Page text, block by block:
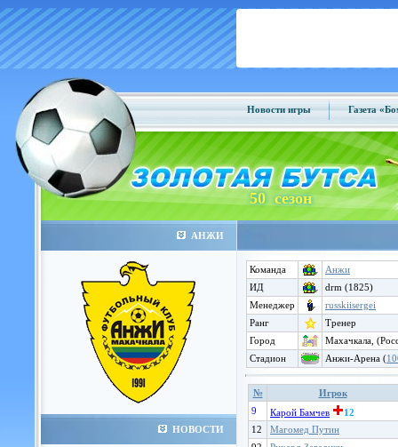
Новости игры Газета
50 сезон
АНЖИ
НОВОСТИ
Команда
Анжи
ИД
drm (1825)
Менеджер
russkiisergei
Ранг
Тренер
Город
Махачкала,
Стадион
Анжи-Арена (
№
Игрок
9
Карой Бамчев
12
12
Магомед Путин